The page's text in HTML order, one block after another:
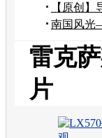
和试驾活
【原创
纠正办法
南国风光
雷克
片